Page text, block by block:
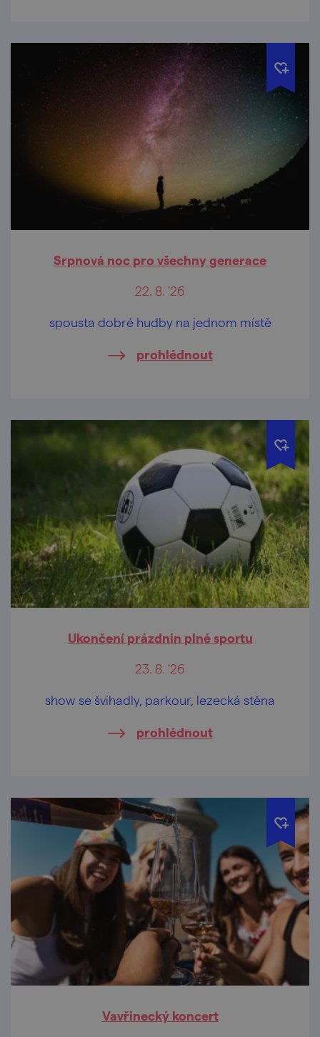
Srpnová noc pro všechny generace
22. 8. '26
spousta dobré hudby na jednom místě
prohlédnout
Ukončení prázdnin plné sportu
23. 8. '26
show se švihadly, parkour, lezecká stěna
prohlédnout
Vavřinecký koncert